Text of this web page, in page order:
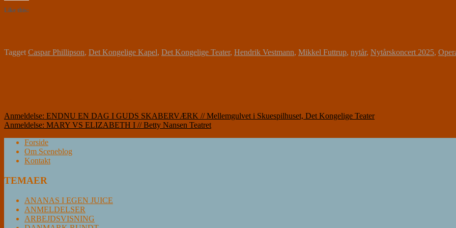
Like this:
Tagget Caspar Phillipson, Det Kongelige Kapel, Det Kongelige Teater, Hendrik Vestmann, Mikkel Futtrup, nytår, Nytårskoncert 2025,
Indlægsnavigation
Anmeldelse: ENDNU EN DAG I GUDS SKABERVÆRK // Mellemgulvet i Skuespilhuset, Det Kongelige Teater
Anmeldelse: MARY VS ELIZABETH I // Betty Nansen Teatret
Forside
Om Sceneblog
Kontakt
TEMAER
ANANAS I EGEN JUICE
ANMELDELSER
ARBEJDSVISNING